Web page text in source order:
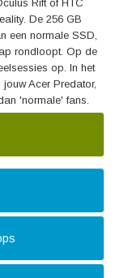
Rift of HTC
De 256 GB
een normale SSD,
rondloopt. Op de
op. In het
Acer Predator,
'normale' fans.